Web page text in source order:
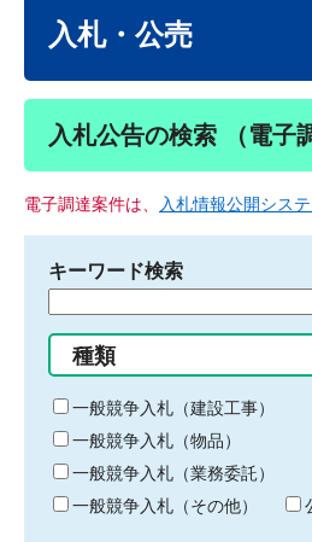
入札・公売
入札公告の検索 （電子
電子調達案件は、 入札情報公開シス
キーワード検索
る
キ
ー
ワ
ー
ド
種類
一般競争入札（建設工事）
一般競争入札（物品）
一般競争入札（業務委託）
一般競争入札（その他）